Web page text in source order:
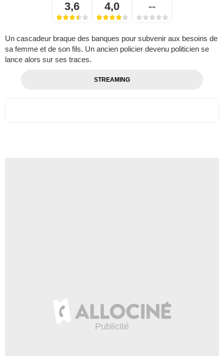
3,6 4,0 --
Un cascadeur braque des banques pour subvenir aux besoins de
sa femme et de son fils. Un ancien policier devenu politicien se
lance alors sur ses traces.
STREAMING